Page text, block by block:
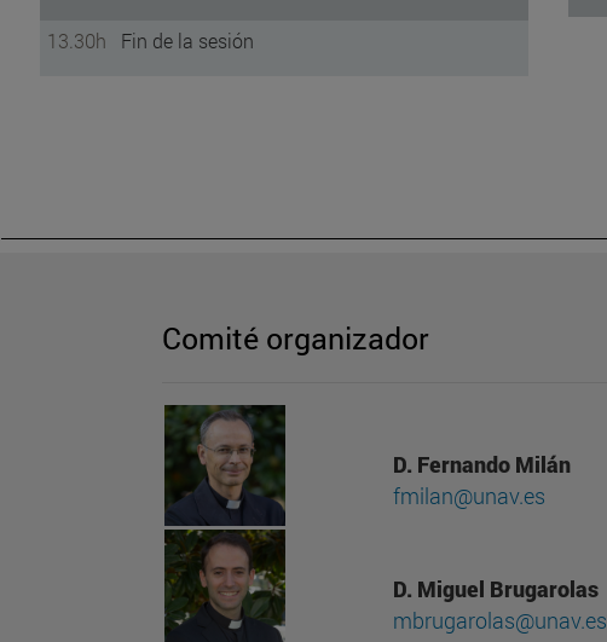
13.30h Fin de la sesión
Comité organizador
D. Fernando Milán
fmilan@unav.es
D. Miguel Brugarolas
mbrugarolas@unav.es